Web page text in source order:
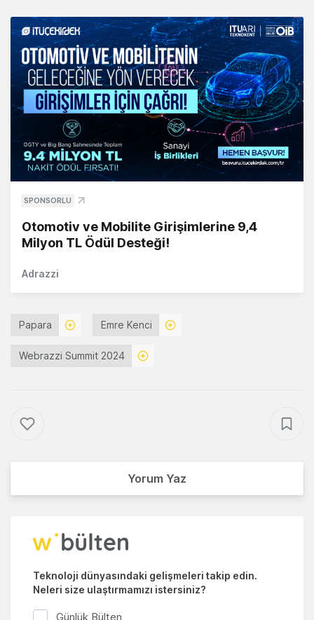
SPONSORLU
Otomotiv ve Mobilite Girişimlerine 9,4
Milyon TL Ödül Desteği!
Adrazzi
Papara Emre Kenci
Webrazzi Summit 2024
Yorum Yaz
Teknoloji dünyasındaki gelişmeleri takip edin.
Neleri size ulaştırmamızı istersiniz?
Günlük Bülten